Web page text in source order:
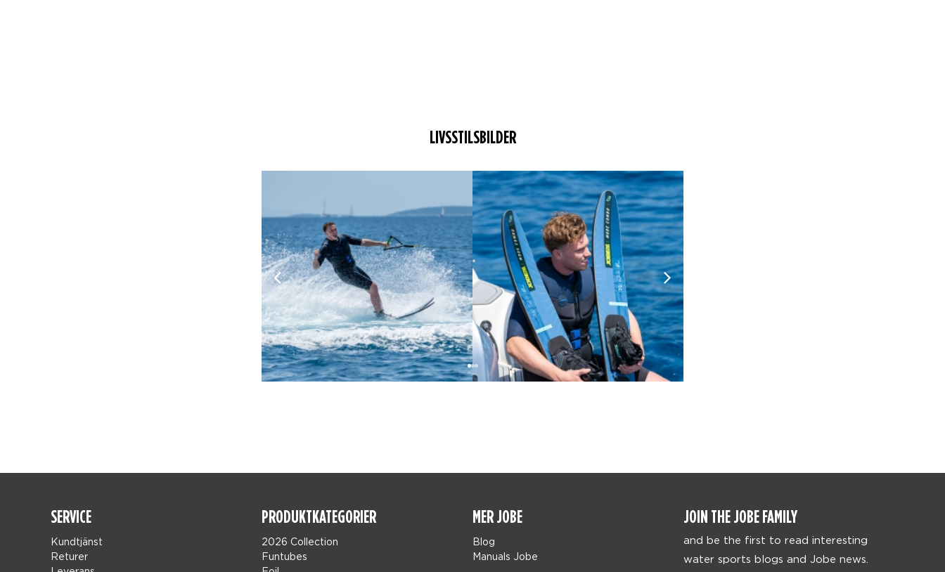
LIVSSTILSBILDER
SERVICE
Kundtjänst
Returer
PRODUKTKATEGORIER
2026 Collection
Funtubes
MER JOBE
Blog
Manuals Jobe
JOIN THE JOBE FAMILY
and be the first to read interesting
water sports blogs and Jobe news.